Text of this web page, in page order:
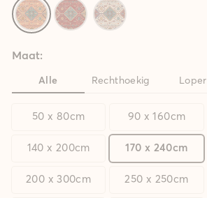
Maat:
Alle Rechthoekig Loper
50 x 80cm 90 x 160cm
140 x 200cm 170 x 240cm
200 x 300cm 250 x 250cm